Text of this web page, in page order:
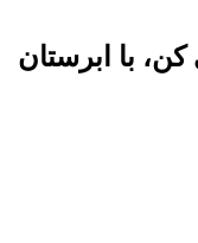
با ابرستان